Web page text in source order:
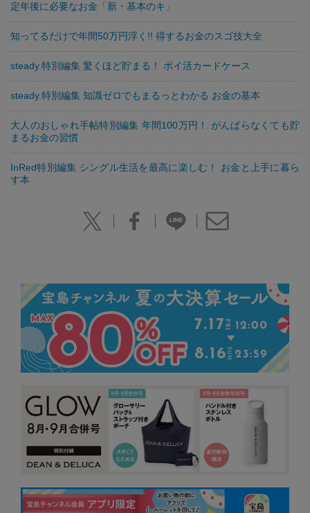
定年後に必要なお金「新・基本のキ」
知ってるだけで年間50万円浮く!! 得するお金のスゴ技大全
steady.特別編集 驚くほど貯まる！ ポイ活カードケース
steady.特別編集 知識ゼロでもまるっとわかる お金の基本
大人のおしゃれ手帖特別編集 年間100万円！ がんばらなくても貯
まるお金の習慣
​InRed特別編集 シングル生活を最高に楽しむ！ お金と上手に暮ら
す本